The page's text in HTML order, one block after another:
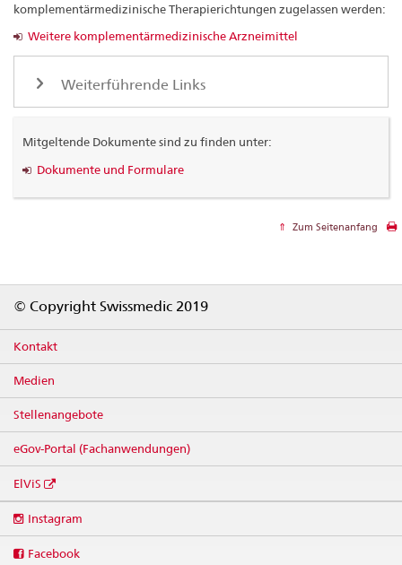
komplementärmedizinische Therapierichtungen zugelassen werden:
Weitere komplementärmedizinische Arzneimittel
Weiterführende Links
Mitgeltende Dokumente sind zu finden unter:
Dokumente und Formulare
Zum Seitenanfang
© Copyright Swissmedic 2019
Kontakt
Medien
Stellenangebote
eGov-Portal (Fachanwendungen)
ElViS
media
Instagram
Facebook